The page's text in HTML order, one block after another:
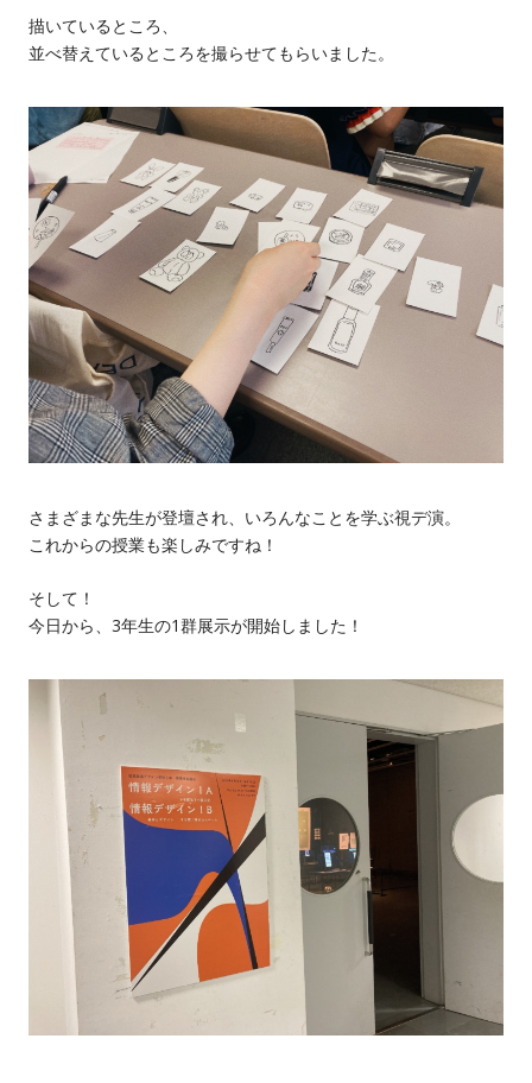
描いているところ、
並べ替えているところを撮らせてもらいました。
さまざまな先生が登壇され、いろんなことを学ぶ視デ演。
これからの授業も楽しみですね！
そして！
今日から、3年生の1群展示が開始しました！